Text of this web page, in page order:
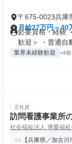
〒675-0023兵庫
月給27万円～40
必要資格・経験
歓迎＞ ・普通自
業界未経験歓迎 +4個
正社員
訪問看護事業所
社会福祉法人 博愛福
【兵庫県／加古